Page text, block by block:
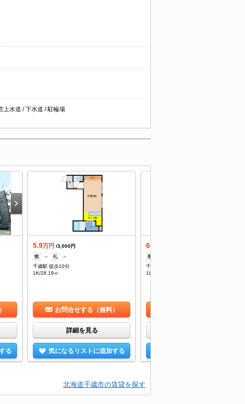
上水道 / 下水道 / 駐輪場
る
5.9万円 /3,000円
敷
-- 礼
--
千歳駅 徒歩10分
1K/28.19㎡
お問合せする（無料）
詳細を見る
気になるリストに追加する
6.8
敷
千歳駅 徒歩12分
1LDK/38.94㎡
北海道千歳市の賃貸を探す